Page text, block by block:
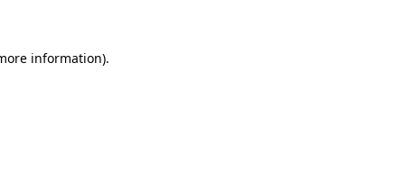
information).